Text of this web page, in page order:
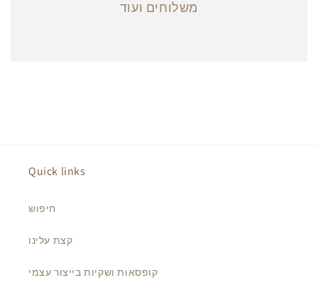
משלוחים ועוד
Quick links
חיפוש
קצת עלינו
קופסאות ושקיות בייצור עצמי